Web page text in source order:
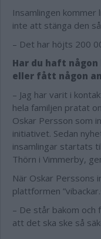
Insamlingen
inte att stänga den
– Det har höjts 200
Har du haft
eller fått någon
– Jag har varit i
hela familjen pratat
Oskar Persson som
initiativet. Sedan
insamlingar startats
Thörn i Vimmerby,
När Oskar Perssons
plattformen
– De står bakom
att det ska ske så